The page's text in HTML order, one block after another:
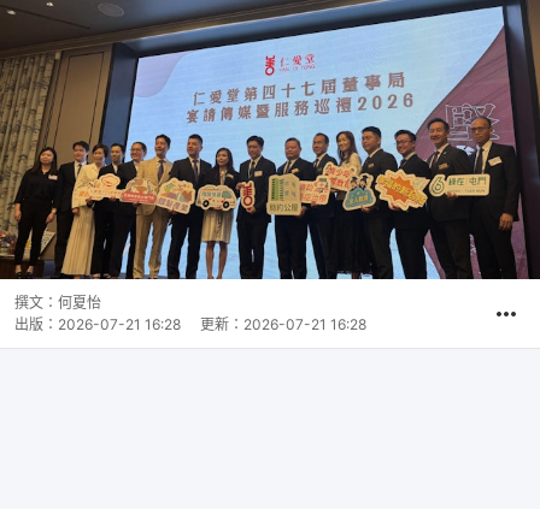
撰文： 何夏怡
出版： 2026-07-21 16:28 更新： 2026-07-21 16:28